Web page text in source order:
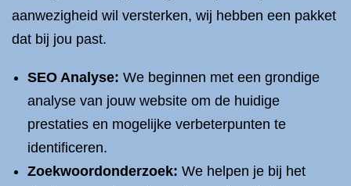
aanwezigheid wil versterken, wij hebben een pakket
dat bij jou past.
SEO Analyse: We beginnen met een grondige
analyse van jouw website om de huidige
prestaties en mogelijke verbeterpunten te
identificeren.
Zoekwoordonderzoek: We helpen je bij het